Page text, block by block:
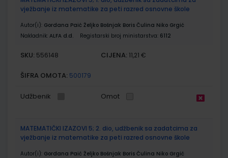
vježbanje iz matematike za peti razred osnovne škole
Autor(i): Gordana Paić Željko Bošnjak Boris Čulina Niko Grgić
Nakladnik: ALFA d.d. Registarski broj ministarstva: 6112
SKU: 556148 CIJENA: 11,21 €
ŠIFRA OMOTA: 500179
Udžbenik Omot
MATEMATIČKI IZAZOVI 5; 2. dio, udžbenik sa zadatcima za
vježbanje iz matematike za peti razred osnovne škole
Autor(i): Gordana Paić Željko Bošnjak Boris Čulina Niko Grgić